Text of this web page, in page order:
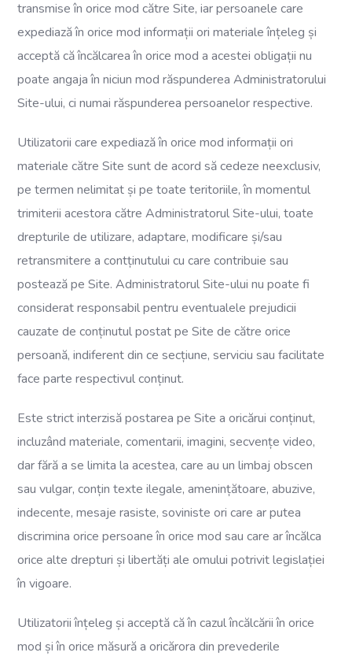
transmise în orice mod către Site, iar persoanele care
expediază în orice mod informații ori materiale înțeleg și
acceptă că încălcarea în orice mod a acestei obligații nu
poate angaja în niciun mod răspunderea Administratorului
Site-ului, ci numai răspunderea persoanelor respective.
Utilizatorii care expediază în orice mod informații ori
materiale către Site sunt de acord să cedeze neexclusiv,
pe termen nelimitat și pe toate teritoriile, în momentul
trimiterii acestora către Administratorul Site-ului, toate
drepturile de utilizare, adaptare, modificare și/sau
retransmitere a contținutului cu care contribuie sau
postează pe Site. Administratorul Site-ului nu poate fi
considerat responsabil pentru eventualele prejudicii
cauzate de conținutul postat pe Site de către orice
persoană, indiferent din ce secțiune, serviciu sau facilitate
face parte respectivul conținut.
Este strict interzisă postarea pe Site a oricărui conținut,
incluzând materiale, comentarii, imagini, secvențe video,
dar fără a se limita la acestea, care au un limbaj obscen
sau vulgar, conțin texte ilegale, amenințătoare, abuzive,
indecente, mesaje rasiste, soviniste ori care ar putea
discrimina orice persoane în orice mod sau care ar încălca
orice alte drepturi și libertăți ale omului potrivit legislației
în vigoare.
Utilizatorii înțeleg și acceptă că în cazul încălcării în orice
mod și în orice măsură a oricărora din prevederile